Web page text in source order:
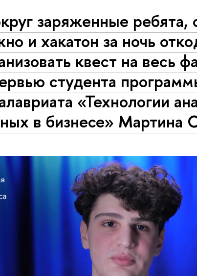
заряженные ребята,
и хакатон за ночь
квест на весь
студента
«Технологии
в бизнесе» Мартина